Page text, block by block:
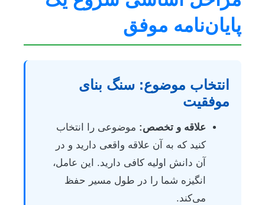
پایان‌نامه موفق
انتخاب موضوع: سنگ بنای
موفقیت
علاقه و تخصص: موضوعی را انتخاب
کنید که به آن علاقه واقعی دارید و در
آن دانش اولیه کافی دارید. این عامل،
انگیزه شما را در طول مسیر حفظ
می‌کند.